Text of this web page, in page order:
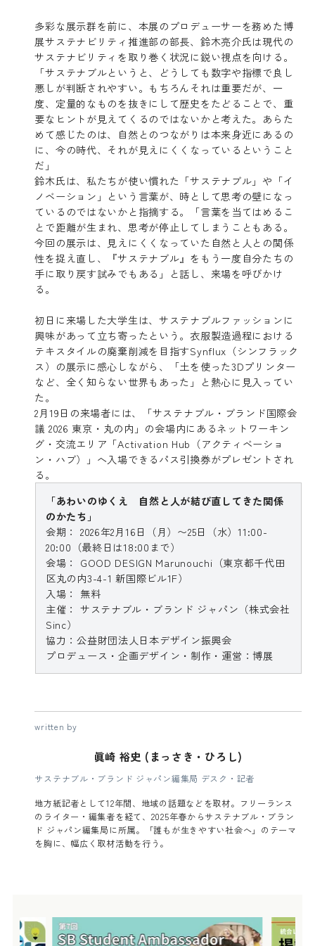
多彩な展示群を前に、本展のプロデューサーを務めた博
展サステナビリティ推進部の部長、鈴木亮介氏は現代の
サステナビリティを取り巻く状況に鋭い視点を向ける。
「サステナブルというと、どうしても数字や指標で良し
悪しが判断されやすい。もちろんそれは重要だが、一
度、定量的なものを抜きにして歴史をたどることで、重
要なヒントが見えてくるのではないかと考えた。あらた
めて感じたのは、自然とのつながりは本来身近にあるの
に、今の時代、それが見えにくくなっているということ
だ」
鈴木氏は、私たちが使い慣れた「サステナブル」や「イ
ノベーション」という言葉が、時として思考の壁になっ
ているのではないかと指摘する。「言葉を当てはめるこ
とで距離が生まれ、思考が停止してしまうこともある。
今回の展示は、見えにくくなっていた自然と人との関係
性を捉え直し、『サステナブル』をもう一度自分たちの
手に取り戻す試みでもある」と話し、来場を呼びかけ
る。
初日に来場した大学生は、サステナブルファッションに
興味があって立ち寄ったという。衣服製造過程における
テキスタイルの廃棄削減を目指すSynflux（シンフラック
ス）の展示に感心しながら、「土を使った3Dプリンター
など、全く知らない世界もあった」と熱心に見入ってい
た。
2月19日の来場者には、「サステナブル・ブランド国際会
議 2026 東京・丸の内」の会場内にあるネットワーキン
グ・交流エリア「Activation Hub（アクティベーショ
ン・ハブ）」へ入場できるパス引換券がプレゼントされ
る。
「あわいのゆくえ 自然と人が結び直してきた関係
のかたち」
会期： 2026年2月16日（月）〜25日（水）11:00-
20:00（最終日は18:00まで）
会場： GOOD DESIGN Marunouchi（東京都千代田
区丸の内3-4-1 新国際ビル1F）
入場： 無料
主催： サステナブル・ブランド ジャパン（株式会社
Sinc）
協力：公益財団法人日本デザイン振興会
プロデュース・企画デザイン・制作・運営：博展
written by
眞崎 裕史 (まっさき・ひろし)
サステナブル・ブランド ジャパン編集局 デスク・記者
地方紙記者として12年間、地域の話題などを取材。フリーランス
のライター・編集者を経て、2025年春からサステナブル・ブラン
ド ジャパン編集局に所属。「誰もが生きやすい社会へ」のテーマ
を胸に、幅広く取材活動を行う。